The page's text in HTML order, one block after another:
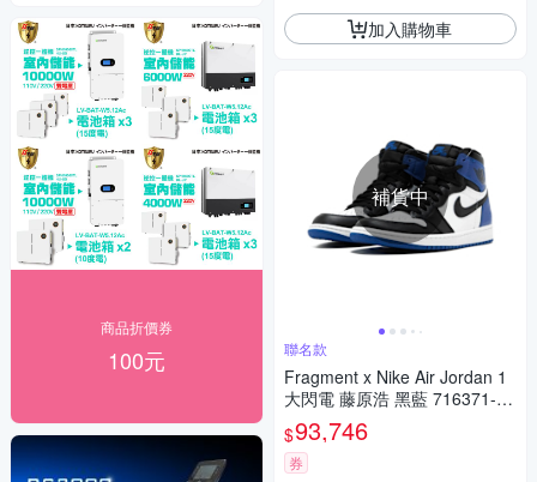
商品折價券
100元
加入購物車
補貨中
聯名款
Fragment x Nike Air Jordan 1
大閃電 藤原浩 黑藍 716371-04
$93,746
券